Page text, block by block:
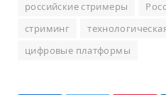
российские стримеры
стриминг
цифровые платформы